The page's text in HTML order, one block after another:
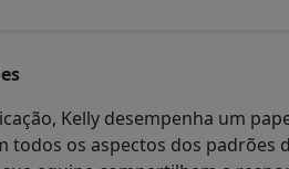
Gente
História
Segurança de
Kelly desempenha um
todos os aspectos dos padrões